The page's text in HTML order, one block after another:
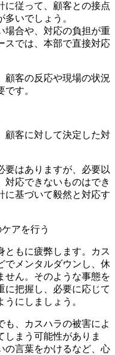
に従って、顧客との接点
いでしょう。
場合や、対応の負担が重
スでは、本部で直接対応
顧客の反応や現場の状況
す。
顧客に対して決定した対
要はありますが、必要以
対応できないものはでき
に基づいて毅然と対応す
アを行う
ともに疲弊します。カス
でメンタルダウンし、休
せん。そのような事態を
に把握し、必要に応じて
にしましょう。
も、カスハラの被害によ
しまう可能性がありま
の言葉をかけるなど、心